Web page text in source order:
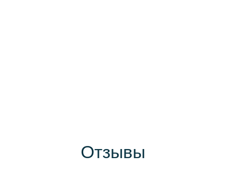
Отзывы